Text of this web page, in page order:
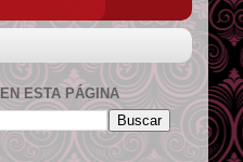
ESTA PÁGINA